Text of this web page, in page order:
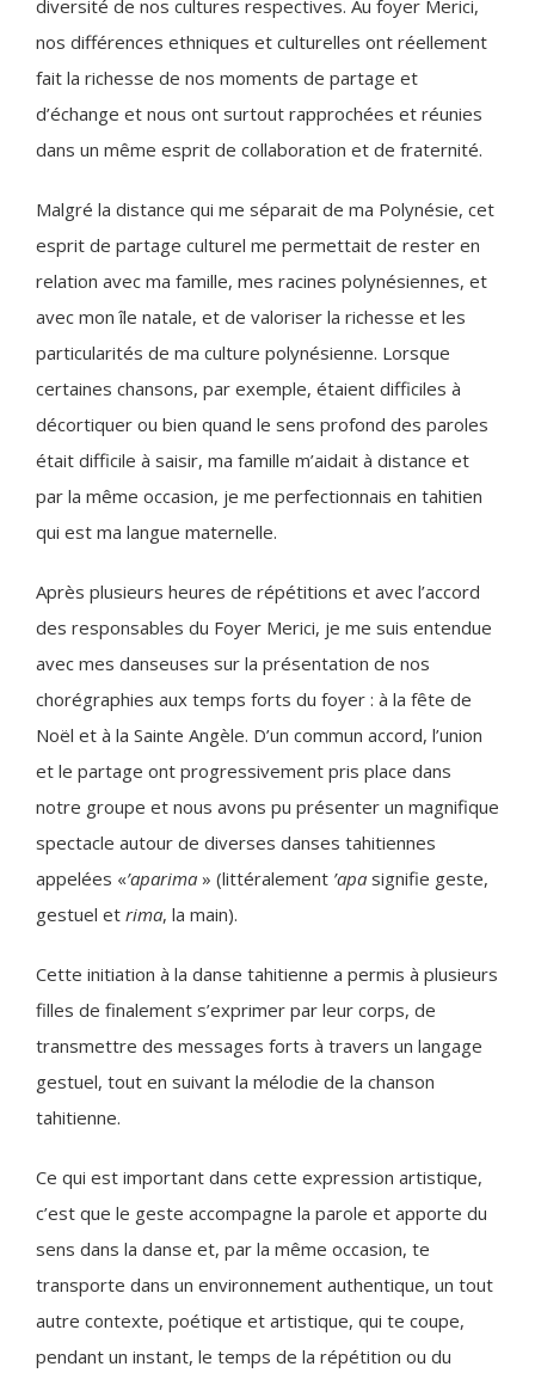
diversité de nos cultures respectives. Au foyer Merici,
nos différences ethniques et culturelles ont réellement
fait la richesse de nos moments de partage et
d’échange et nous ont surtout rapprochées et réunies
dans un même esprit de collaboration et de fraternité.
Malgré la distance qui me séparait de ma Polynésie, cet
esprit de partage culturel me permettait de rester en
relation avec ma famille, mes racines polynésiennes, et
avec mon île natale, et de valoriser la richesse et les
particularités de ma culture polynésienne. Lorsque
certaines chansons, par exemple, étaient difficiles à
décortiquer ou bien quand le sens profond des paroles
était difficile à saisir, ma famille m’aidait à distance et
par la même occasion, je me perfectionnais en tahitien
qui est ma langue maternelle.
Après plusieurs heures de répétitions et avec l’accord
des responsables du Foyer Merici, je me suis entendue
avec mes danseuses sur la présentation de nos
chorégraphies aux temps forts du foyer : à la fête de
Noël et à la Sainte Angèle. D’un commun accord, l’union
et le partage ont progressivement pris place dans
notre groupe et nous avons pu présenter un magnifique
spectacle autour de diverses danses tahitiennes
appelées «’aparima » (littéralement ’apa signifie geste,
gestuel et rima, la main).
Cette initiation à la danse tahitienne a permis à plusieurs
filles de finalement s’exprimer par leur corps, de
transmettre des messages forts à travers un langage
gestuel, tout en suivant la mélodie de la chanson
tahitienne.
Ce qui est important dans cette expression artistique,
c’est que le geste accompagne la parole et apporte du
sens dans la danse et, par la même occasion, te
transporte dans un environnement authentique, un tout
autre contexte, poétique et artistique, qui te coupe,
pendant un instant, le temps de la répétition ou du